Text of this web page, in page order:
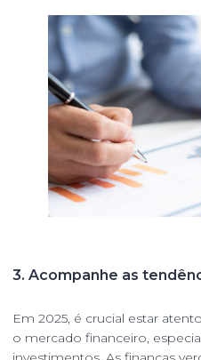
3. Acompanhe as
Em 2025, é crucial estar
o mercado financeiro,